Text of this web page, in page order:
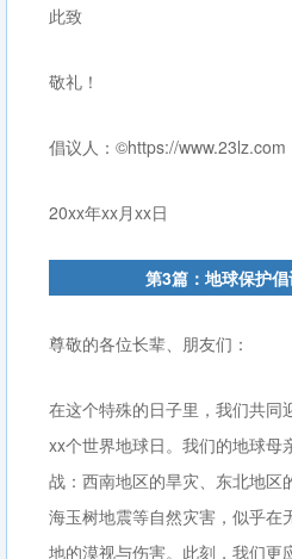
此致
敬礼！
倡议人：©https://www.23lz.com
20xx年xx月xx日
第3篇：地球保护
尊敬的各位长辈、朋友们：
在这个特殊的日子里，我们共同
xx个世界地球日。我们的地球母
战：西南地区的旱灾、东北地区
海玉树地震等自然灾害，似乎在
地的漠视与伤害。此刻，我们更